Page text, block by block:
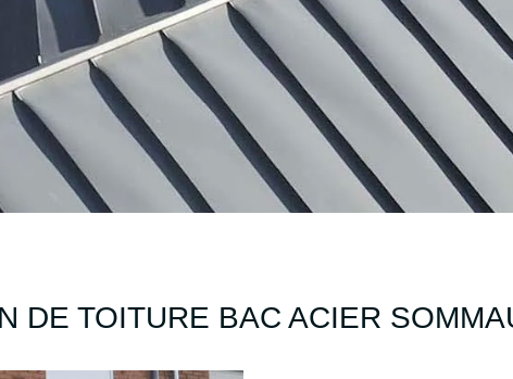
DE TOITURE BAC ACIER